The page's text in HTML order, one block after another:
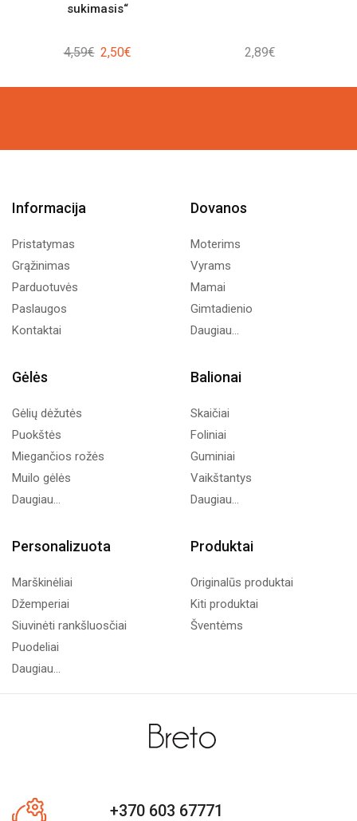
sukimasis“
4,59€ Original
was:
2,50€Current
is:
2,89€
Informacija
Pristatymas
Grąžinimas
Parduotuvės
Paslaugos
Kontaktai
Dovanos
Moterims
Vyrams
Mamai
Gimtadienio
Daugiau...
Gėlės
Gėlių dėžutės
Puokštės
Miegančios rožės
Muilo gėlės
Daugiau...
Balionai
Skaičiai
Foliniai
Guminiai
Vaikštantys
Daugiau...
Personalizuota
Marškinėliai
Džemperiai
Siuvinėti rankšluosčiai
Puodeliai
Daugiau...
Produktai
Originalūs produktai
Kiti produktai
Šventėms
+370 603 67771